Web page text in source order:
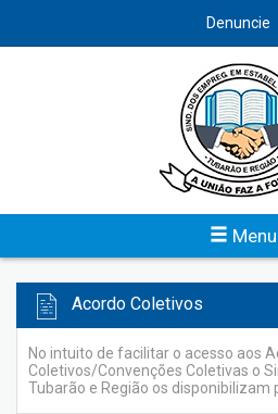
Denuncie
Menu
Previsão Orçamentária
O Sindicato dos Bancários de
acesso do planejamento das
entidade para conhecimento de
Acordo Coletivos
No intuito de facilitar o acesso aos
Coletivos/Convenções Coletivas o
Tubarão e Região os disponibilizam